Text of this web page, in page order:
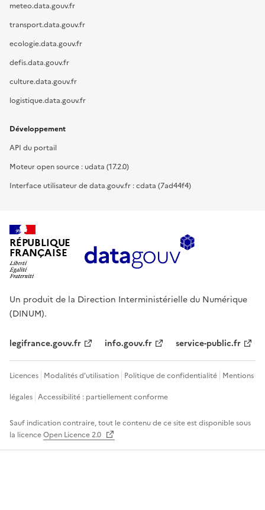
meteo.data.gouv.fr
transport.data.gouv.fr
ecologie.data.gouv.fr
defis.data.gouv.fr
culture.data.gouv.fr
logistique.data.gouv.fr
Développement
API du portail
Moteur open source : udata (17.2.0)
Interface utilisateur de data.gouv.fr : cdata (7ad44f4)
RÉPUBLIQUE
FRANÇAISE
Un produit de la Direction Interministérielle du Numérique
(DINUM).
legifrance.gouv.fr info.gouv.fr service-public.fr
Licences Modalités d'utilisation Politique de confidentialité Mentions
légales Accessibilité : partiellement conforme
Sauf indication contraire, tout le contenu de ce site est disponible sous
la licenceOpen Licence 2.0